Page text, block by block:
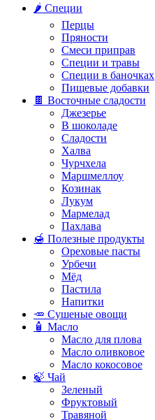
🌶️ Специи
Перцы
Пряности
Смеси приправ
Специи и травы
Специи в баночках
Пищевые добавки
🍫 Восточные сладости
Джезерье
В шоколаде
Сладости
Халва
Чурчхела
Маршмеллоу
Козинак
Лукум
Мармелад
Пахлава
🍯 Полезные продукты
Ореховые пасты
Урбечи
Мёд
Пастила
Напитки
🥕 Сушеные овощи
🧴 Масло
Масло для плова
Масло оливковое
Масло кокосовое
🍃 Чай
Зеленый
Фруктовый
Травяной